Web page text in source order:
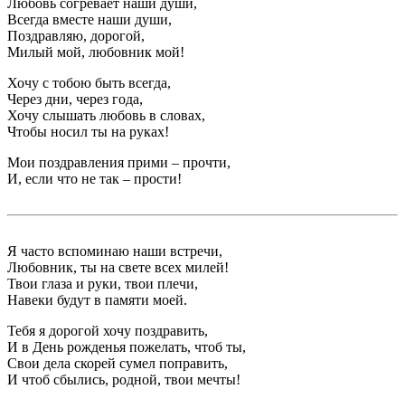
Любовь согревает наши души,
Всегда вместе наши души,
Поздравляю, дорогой,
Милый мой, любовник мой!
Хочу с тобою быть всегда,
Через дни, через года,
Хочу слышать любовь в словах,
Чтобы носил ты на руках!
Мои поздравления прими – прочти,
И, если что не так – прости!
Я часто вспоминаю наши встречи,
Любовник, ты на свете всех милей!
Твои глаза и руки, твои плечи,
Навеки будут в памяти моей.
Тебя я дорогой хочу поздравить,
И в День рожденья пожелать, чтоб ты,
Свои дела скорей сумел поправить,
И чтоб сбылись, родной, твои мечты!